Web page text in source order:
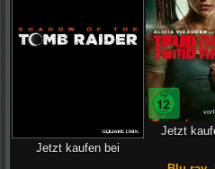
Jetzt kaufen bei
Jetzt